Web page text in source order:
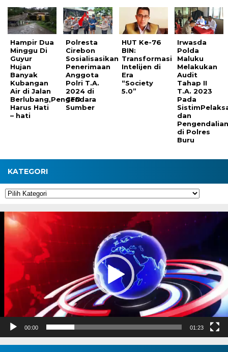
Hampir Dua
Minggu Di
Guyur
Hujan
Banyak
Kubangan
Air di Jalan
Berlubang,Pengendara
Harus Hati
– hati
Polresta
Cirebon
Sosialisasikan
Penerimaan
Anggota
Polri T.A.
2024 di
CFD
Sumber
HUT Ke-76
BIN:
Transformasi
Intelijen di
Era
“Society
5.0”
Irwasda
Polda
Maluku
Melakukan
Audit
Tahap II
T.A. 2023
Pada
dan
di Polres
Buru
KATEGORI
Kategori
Pemutar
Video
00:00 01:23